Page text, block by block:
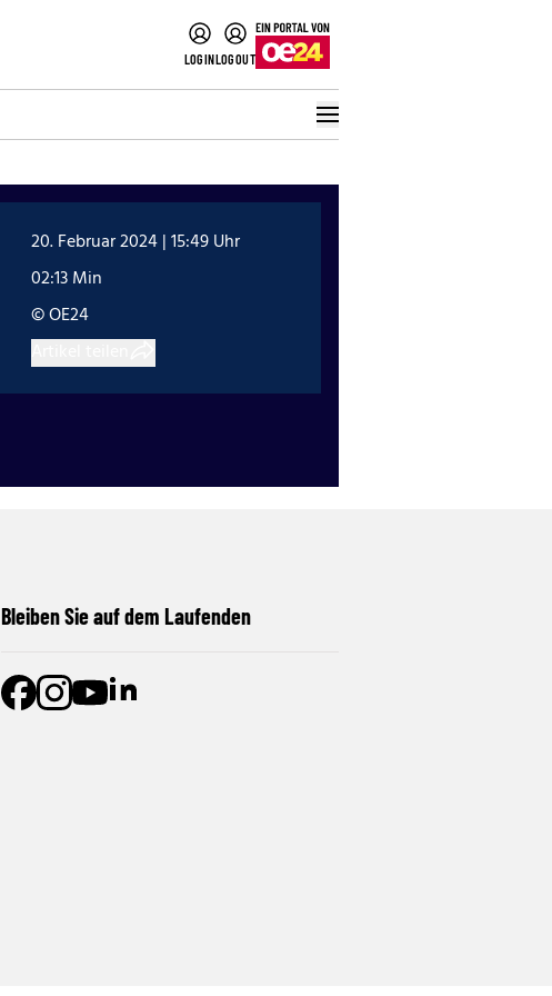
LOGINLOGOUT
20. Februar 2024 | 15:49 Uhr
02:13 Min
© OE24
Bleiben Sie auf dem Laufenden